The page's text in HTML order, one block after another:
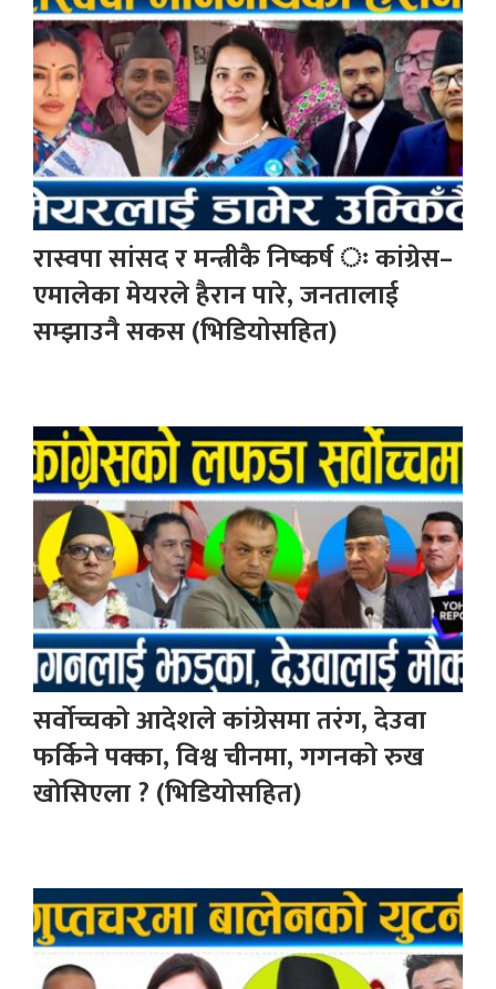
रास्वपा सांसद र मन्त्रीकै निष्कर्ष ः कांग्रेस–
एमालेका मेयरले हैरान पारे, जनतालाई
सम्झाउनै सकस (भिडियोसहित)
सर्वोच्चको आदेशले कांग्रेसमा तरंग, देउवा
फर्किने पक्का, विश्व चीनमा, गगनको रुख
खोसिएला ? (भिडियोसहित)